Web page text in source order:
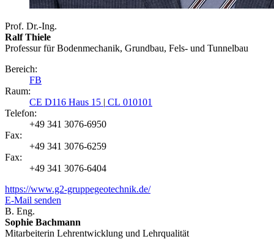
Prof. Dr.-Ing.
Ralf Thiele
Professur für Bodenmechanik, Grundbau, Fels- und Tunnelbau
Bereich:
FB
Raum:
CE D116 Haus 15 | CL 010101
Telefon:
+49 341 3076-6950
Fax:
+49 341 3076-6259
Fax:
+49 341 3076-6404
https://www.g2-gruppegeotechnik.de/
E-Mail senden
B. Eng.
Sophie Bachmann
Mitarbeiterin Lehrentwicklung und Lehrqualität